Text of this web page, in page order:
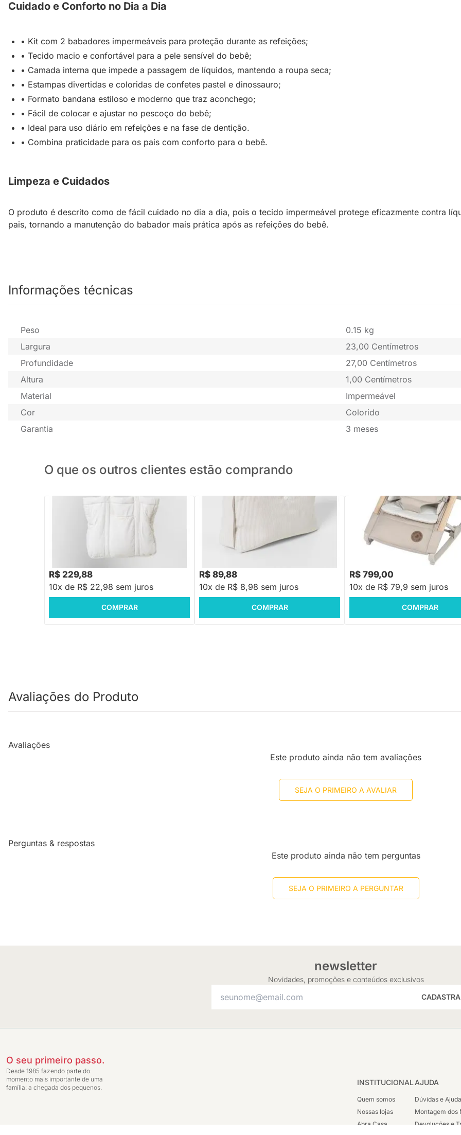
Cuidado e Conforto no Dia a Dia
• Kit com 2 babadores impermeáveis para proteção durante as refeições;
• Tecido macio e confortável para a pele sensível do bebê;
• Camada interna que impede a passagem de líquidos, mantendo a roupa seca;
• Estampas divertidas e coloridas de confetes pastel e dinossauro;
• Formato bandana estiloso e moderno que traz aconchego;
• Fácil de colocar e ajustar no pescoço do bebê;
• Ideal para uso diário em refeições e na fase de dentição.
• Combina praticidade para os pais com conforto para o bebê.
Limpeza e Cuidados
O produto é descrito como de fácil cuidado no dia a dia, pois o tecido impermeável protege eficazmente contra
pais, tornando a manutenção do babador mais prática após as refeições do bebê.
Informações técnicas
Peso
0.15 kg
Largura
23,00 Centímetros
Profundidade
27,00 Centímetros
Altura
1,00 Centímetros
Material
Impermeável
Cor
Colorido
Garantia
3 meses
O que os outros clientes estão comprando
PRONTA ENTREGA
Bolsa Maternidade - Bege Listrado
R$ 229,88
10x de R$ 22,98 sem juros
COMPRAR
Necessaire Infantil Porta Fralda e Lenço -
Bege Listrado
R$ 89,88
10x de R$ 8,98 sem juros
COMPRAR
FRETE GRÁTIS SUL E
PRONTA ENTREGA
Cadeira de Descanso Bouncer
R$ 799,00
10x de R$ 79,9 sem juros
COMPRAR
Avaliações do Produto
Avaliações
Este produto ainda não tem avaliações
SEJA O PRIMEIRO A AVALIAR
Perguntas & respostas
Este produto ainda não tem perguntas
SEJA O PRIMEIRO A PERGUNTAR
newsletter
Novidades, promoções e conteúdos exclusivos
O seu primeiro passo.
Desde 1985 fazendo parte do
momento mais importante de uma
família: a chegada dos pequenos.
INSTITUCIONAL
Quem somos
Nossas lojas
Abra Casa
AJUDA
Dúvidas e
Montagem dos
Devoluções e